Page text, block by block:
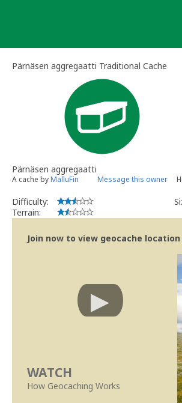
Pärnäsen aggregaatti Traditional Cache
Pärnäsen aggregaatti
A cache byMalluFin Message this owner
Difficulty:
Terrain:
Join now to view geocache
WATCH
How Geocaching Works